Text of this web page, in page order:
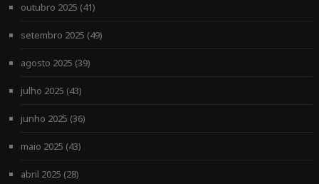
outubro 2025 (41)
setembro 2025 (49)
agosto 2025 (39)
julho 2025 (43)
junho 2025 (36)
maio 2025 (43)
abril 2025 (28)